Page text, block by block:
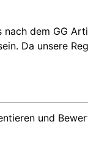
nach dem GG
Da unsere
und